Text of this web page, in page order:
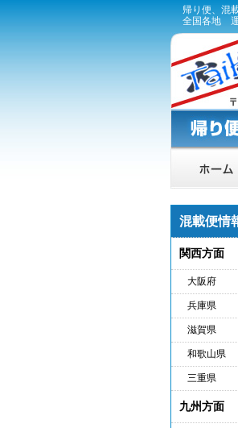
帰り便、混
全国各地 運
混載便情
関西方面
大阪府
兵庫県
滋賀県
和歌山県
三重県
九州方面